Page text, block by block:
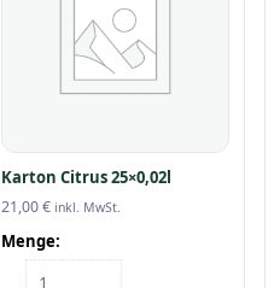
Karton Citrus 25×0,02l
21,00€ inkl. MwSt.
Menge:
Karton